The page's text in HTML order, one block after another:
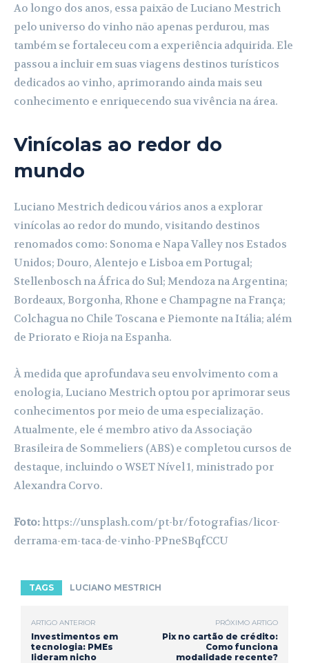
Ao longo dos anos, essa paixão de Luciano Mestrich
pelo universo do vinho não apenas perdurou, mas
também se fortaleceu com a experiência adquirida. Ele
passou a incluir em suas viagens destinos turísticos
dedicados ao vinho, aprimorando ainda mais seu
conhecimento e enriquecendo sua vivência na área.
Vinícolas ao redor do
mundo
Luciano Mestrich dedicou vários anos a explorar
vinícolas ao redor do mundo, visitando destinos
renomados como: Sonoma e Napa Valley nos Estados
Unidos; Douro, Alentejo e Lisboa em Portugal;
Stellenbosch na África do Sul; Mendoza na Argentina;
Bordeaux, Borgonha, Rhone e Champagne na França;
Colchagua no Chile Toscana e Piemonte na Itália; além
de Priorato e Rioja na Espanha.
À medida que aprofundava seu envolvimento com a
enologia, Luciano Mestrich optou por aprimorar seus
conhecimentos por meio de uma especialização.
Atualmente, ele é membro ativo da Associação
Brasileira de Sommeliers (ABS) e completou cursos de
destaque, incluindo o WSET Nível 1, ministrado por
Alexandra Corvo.
Foto:https://unsplash.com/pt-br/fotografias/licor-
derrama-em-taca-de-vinho-PPneSBqfCCU
TAGS LUCIANO MESTRICH
ARTIGO ANTERIOR
Investimentos em
tecnologia: PMEs
lideram nicho
PRÓXIMO ARTIGO
Pix no cartão de crédito:
Como funciona
modalidade recente?